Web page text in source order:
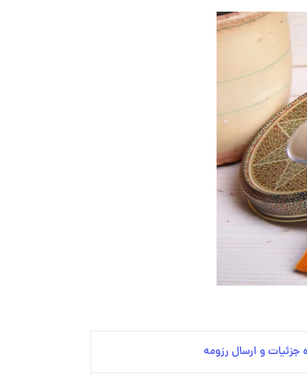
و ارسال رزومه